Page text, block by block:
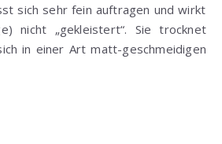
sich sehr fein auftragen und wirkt
nicht „gekleistert“. Sie trocknet
in einer Art matt-geschmeidigen